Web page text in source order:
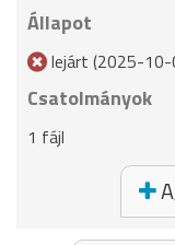
Állapot
lejárt (2025-10-
Csatolmányok
1 fájl